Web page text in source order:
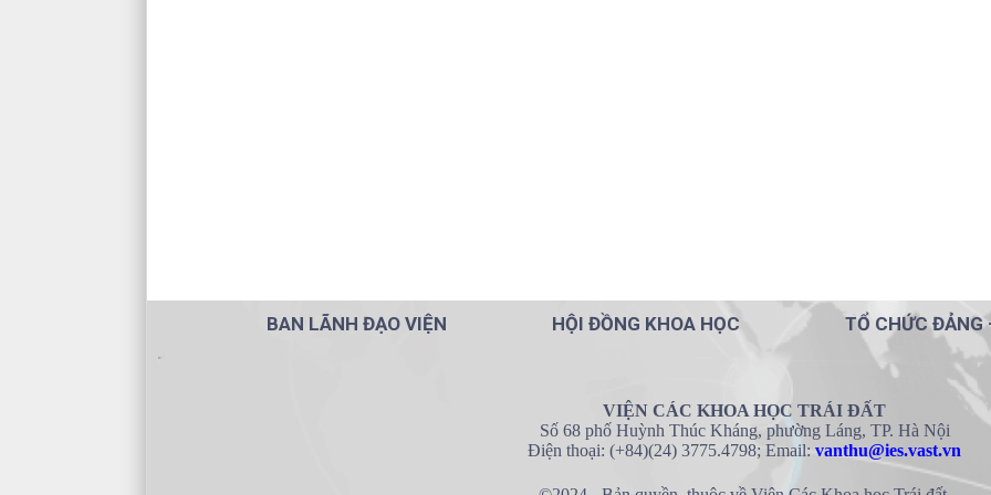
BAN LÃNH ĐẠO VIỆN HỘI ĐỒNG KHOA HỌC TỔ CHỨC ĐẢNG
VIỆN CÁC KHOA HỌC TRÁI ĐẤT
Số 68 phố Huỳnh Thúc Kháng, phường Láng, TP. Hà Nội
Điện thoại: (+84)(24) 3775.4798; Email: vanthu@ies.vast.vn